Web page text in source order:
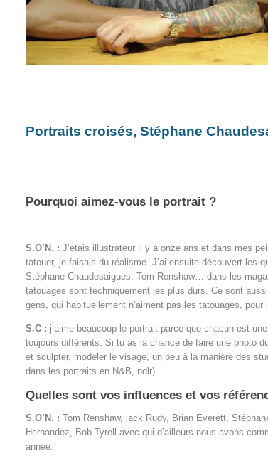
Portraits croisés, Stéphane
Pourquoi aimez-vous le portrait ?
S.O’N. : J’étais illustrateur il y a onze ans et dans mes
tatouer, je faisais du réalisme. J’ai ensuite découvert les
Stéphane Chaudesaigues, Tom Renshaw… dans les
tatouages sont techniquement les plus durs. Ce sont
gens, qui habituellement n’aiment pas les tatouages, pour
S.C : j’aime beaucoup le portrait parce que chacun est
toujours différents. Si tu as la chance de faire une photo
et sculpter, modeler le visage, un peu à la manière des
dans les portraits en N&B, ndlr).
Quelles sont vos influences et vos
S.O’N. : Tom Renshaw, jack Rudy, Brian Everett,
Hernandez, Bob Tyrell avec qui d’ailleurs nous avons
année.